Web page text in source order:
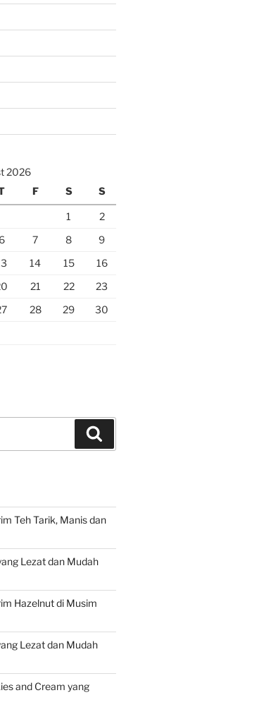
2026
F S S
1
2
6 7 8
9
14 15
16
21 22
23
28 29
30
Teh Tarik, Manis dan
Lezat dan Mudah
Hazelnut di Musim
Lezat dan Mudah
and Cream yang